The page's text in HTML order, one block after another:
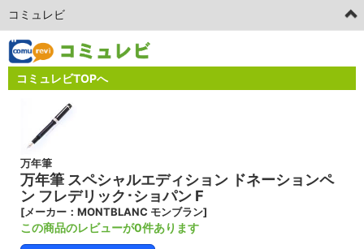
コミュレビ
コミュレビTOPへ
万年筆
万年筆 スペシャルエディション ドネーションペ
ン フレデリック･ショパン F
[メーカー：MONTBLANC モンブラン]
この商品のレビューが0件あります